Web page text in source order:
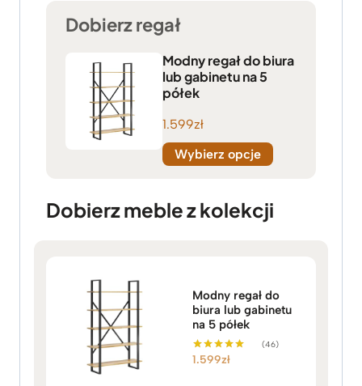
Dobierz regał
Modny regał do biura
lub gabinetu na 5
półek
1.599zł
Wybierz opcje
Dobierz meble z kolekcji
Modny regał do
biura lub gabinetu
na 5 półek
Oceniono
(46)
1.599zł